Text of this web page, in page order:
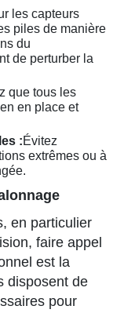
les capteurs
piles de manière
du
de perturber la
que tous les
en place et
:Évitez
extrêmes ou à
en particulier
faire appel
est la
disposent de
pour